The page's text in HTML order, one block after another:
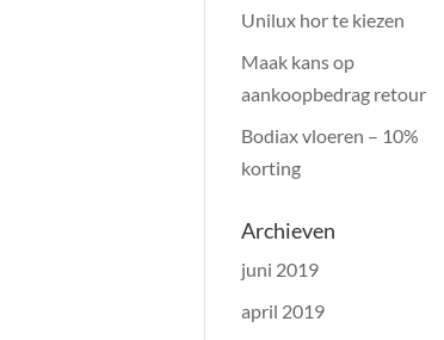
Unilux hor te kiezen
Maak kans op
aankoopbedrag retour
Bodiax vloeren – 10%
korting
Archieven
juni 2019
april 2019